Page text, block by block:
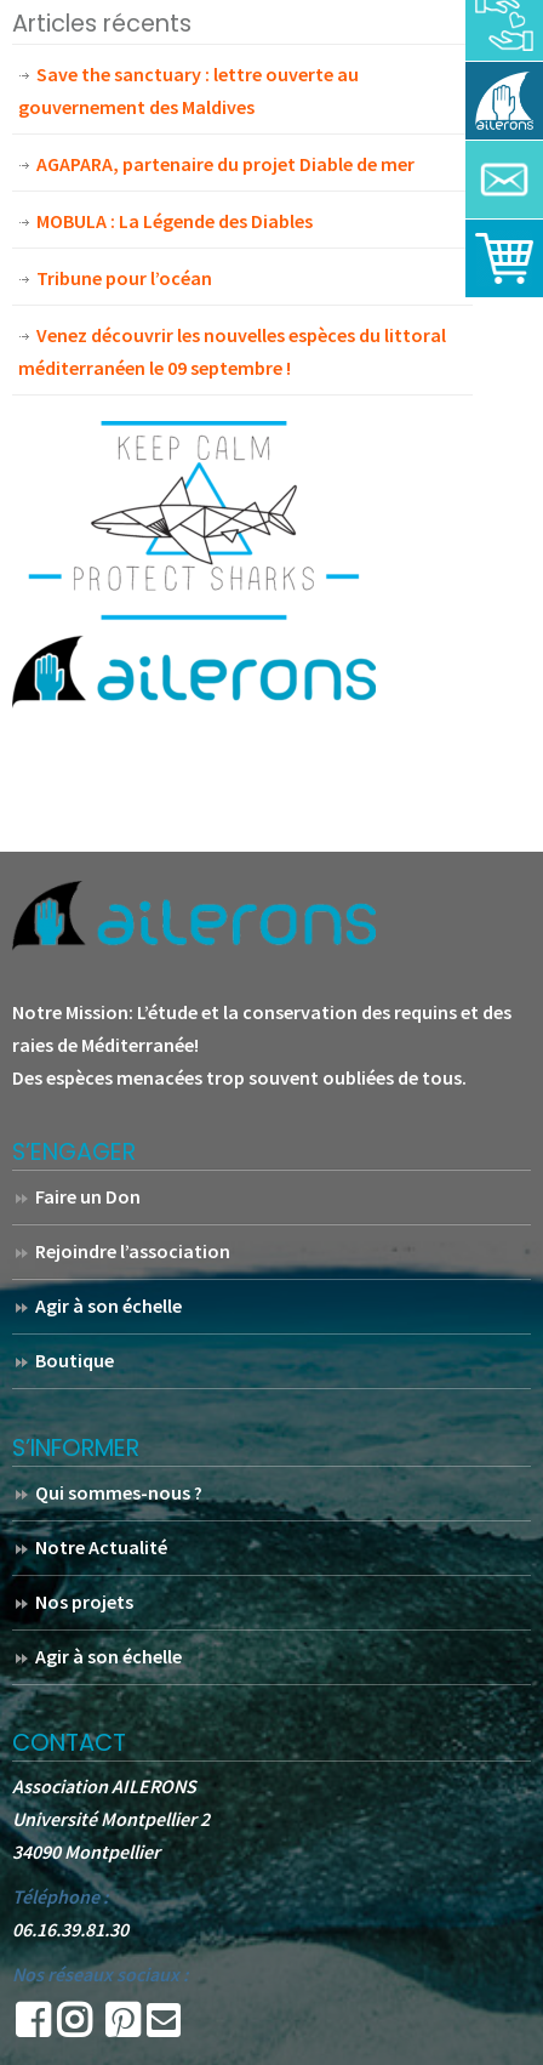
Articles récents
Save the sanctuary : lettre ouverte au
gouvernement des Maldives
AGAPARA, partenaire du projet Diable de mer
MOBULA : La Légende des Diables
Tribune pour l’océan
Venez découvrir les nouvelles espèces du littoral
méditerranéen le 09 septembre !
Notre Mission: L’étude et la conservation des requins et des
raies de Méditerranée!
Des espèces menacées trop souvent oubliées de tous.
S’ENGAGER
Faire un Don
Rejoindre l’association
Agir à son échelle
Boutique
S’INFORMER
Qui sommes-nous ?
Notre Actualité
Nos projets
Agir à son échelle
CONTACT
Association AILERONS
Université Montpellier 2
34090 Montpellier
Téléphone :
06.16.39.81.30
Nos réseaux sociaux :